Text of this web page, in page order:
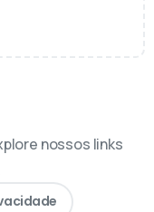
nossos links